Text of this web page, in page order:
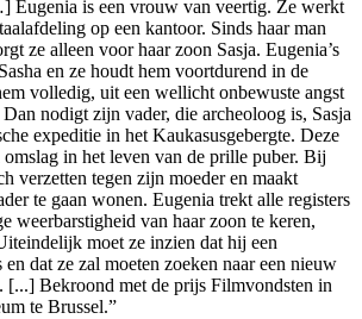
Eugenia is een vrouw van veertig. Ze werkt
op een kantoor. Sinds haar man
ze alleen voor haar zoon Sasja. Eugenia’s
en ze houdt hem voortdurend in de
volledig, uit een wellicht onbewuste angst
nodigt zijn vader, die archeoloog is, Sasja
expeditie in het Kaukasusgebergte. Deze
omslag in het leven van de prille puber. Bij
verzetten tegen zijn moeder en maakt
te gaan wonen. Eugenia trekt alle registers
weerbarstigheid van haar zoon te keren,
moet ze inzien dat hij een
dat ze zal moeten zoeken naar een nieuw
[...] Bekroond met de prijs Filmvondsten in
te Brussel.”